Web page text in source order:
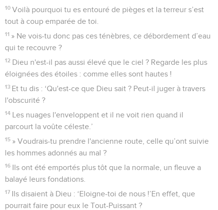
10 Voilà pourquoi tu es entouré de pièges et la terreur s’est
tout à coup emparée de toi.
11 » Ne vois-tu donc pas ces ténèbres, ce débordement d’eau
qui te recouvre ?
12 Dieu n'est-il pas aussi élevé que le ciel ? Regarde les plus
éloignées des étoiles : comme elles sont hautes !
13 Et tu dis : ‘Qu'est-ce que Dieu sait ? Peut-il juger à travers
l'obscurité ?
14 Les nuages l'enveloppent et il ne voit rien quand il
parcourt la voûte céleste.’
15 » Voudrais-tu prendre l'ancienne route, celle qu’ont suivie
les hommes adonnés au mal ?
16 Ils ont été emportés plus tôt que la normale, un fleuve a
balayé leurs fondations.
17 Ils disaient à Dieu : ‘Eloigne-toi de nous !’En effet, que
pourrait faire pour eux le Tout-Puissant ?